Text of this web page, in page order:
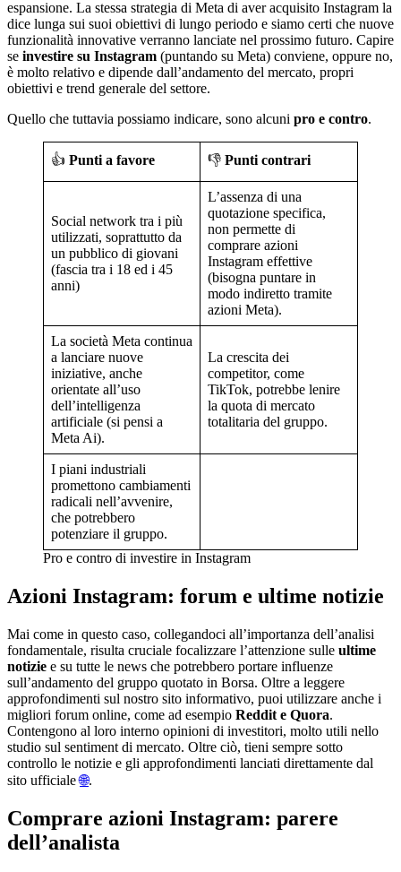
espansione. La stessa strategia di Meta di aver acquisito Instagram la
dice lunga sui suoi obiettivi di lungo periodo e siamo certi che nuove
funzionalità innovative verranno lanciate nel prossimo futuro. Capire
se investire su Instagram (puntando su Meta) conviene, oppure no,
è molto relativo e dipende dall’andamento del mercato, propri
obiettivi e trend generale del settore.
Quello che tuttavia possiamo indicare, sono alcuni pro e contro.
👍 Punti a favore 👎 Punti contrari
Social network tra i più
utilizzati, soprattutto da
un pubblico di giovani
(fascia tra i 18 ed i 45
anni)
L’assenza di una
quotazione specifica,
non permette di
comprare azioni
Instagram effettive
(bisogna puntare in
modo indiretto tramite
azioni Meta).
La società Meta continua
a lanciare nuove
iniziative, anche
orientate all’uso
dell’intelligenza
artificiale (si pensi a
Meta Ai).
La crescita dei
competitor, come
TikTok, potrebbe lenire
la quota di mercato
totalitaria del gruppo.
I piani industriali
promettono cambiamenti
radicali nell’avvenire,
che potrebbero
potenziare il gruppo.
Pro e contro di investire in Instagram
Azioni Instagram: forum e ultime notizie
Mai come in questo caso, collegandoci all’importanza dell’analisi
fondamentale, risulta cruciale focalizzare l’attenzione sulle ultime
notizie e su tutte le news che potrebbero portare influenze
sull’andamento del gruppo quotato in Borsa. Oltre a leggere
approfondimenti sul nostro sito informativo, puoi utilizzare anche i
migliori forum online, come ad esempio Reddit e Quora.
Contengono al loro interno opinioni di investitori, molto utili nello
studio sul sentiment di mercato. Oltre ciò, tieni sempre sotto
controllo le notizie e gli approfondimenti lanciati direttamente dal
sito ufficiale🌐.
Comprare azioni Instagram: parere
dell’analista